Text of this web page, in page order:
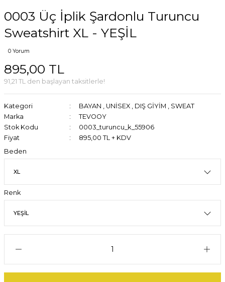
0003 Üç İplik Şardonlu Turuncu
Sweatshirt XL - YEŞİL
0 Yorum
895,00 TL
91,21 TL den başlayan taksitlerle!
Kategori BAYAN , UNİSEX , DIŞ GİYİM , SWEAT
Marka
TEVOOY
Stok Kodu
0003_turuncu_k_55906
Fiyat
895,00 TL + KDV
Beden
Renk